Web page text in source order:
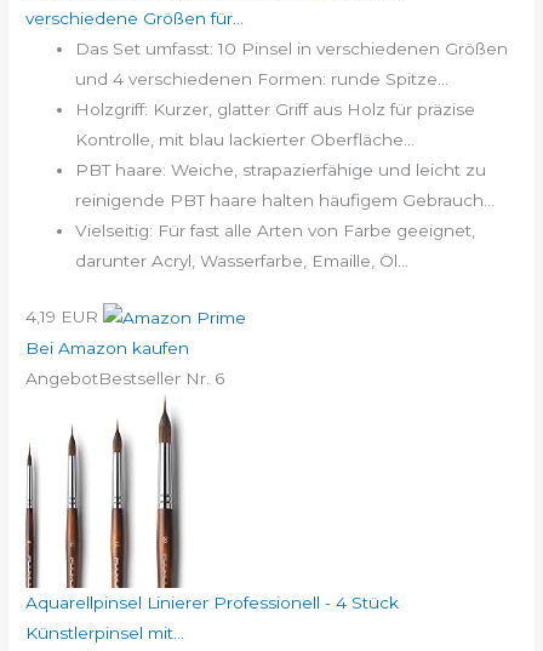
verschiedene Größen für...
Das Set umfasst: 10 Pinsel in verschiedenen Größen
und 4 verschiedenen Formen: runde Spitze...
Holzgriff: Kurzer, glatter Griff aus Holz für präzise
Kontrolle, mit blau lackierter Oberfläche...
PBT haare: Weiche, strapazierfähige und leicht zu
reinigende PBT haare halten häufigem Gebrauch...
Vielseitig: Für fast alle Arten von Farbe geeignet,
darunter Acryl, Wasserfarbe, Emaille, Öl...
4,19 EUR
Bei Amazon kaufen
AngebotBestseller Nr. 6
Aquarellpinsel Linierer Professionell - 4 Stück
Künstlerpinsel mit...